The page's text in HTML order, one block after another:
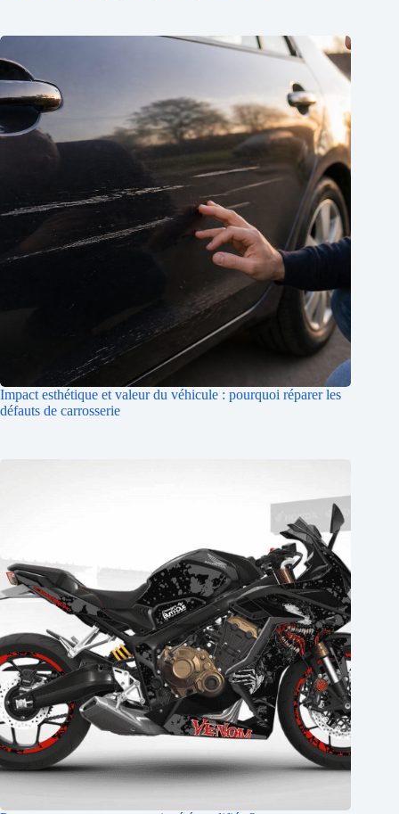
Impact esthétique et valeur du véhicule : pourquoi réparer les
défauts de carrosserie